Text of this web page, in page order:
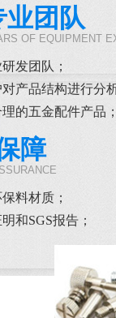
业团队
OF EQUIPMENT
发团队；
产品结构进行分
的五金配件产品；
障
料材质；
和SGS报告；